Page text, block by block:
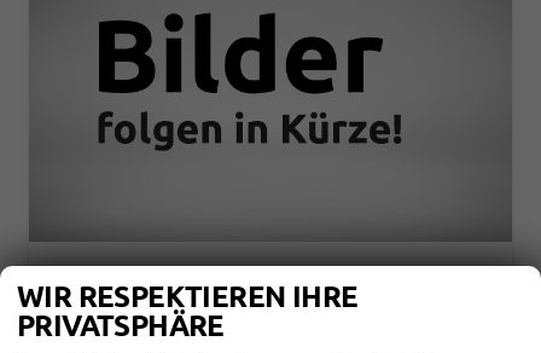
TOP SPIRIT 1,0 T-GDI 85KW
unverbindliche Lieferzeit:3 Monate
WIR RESPEKTIEREN IHRE
PRIVATSPHÄRE